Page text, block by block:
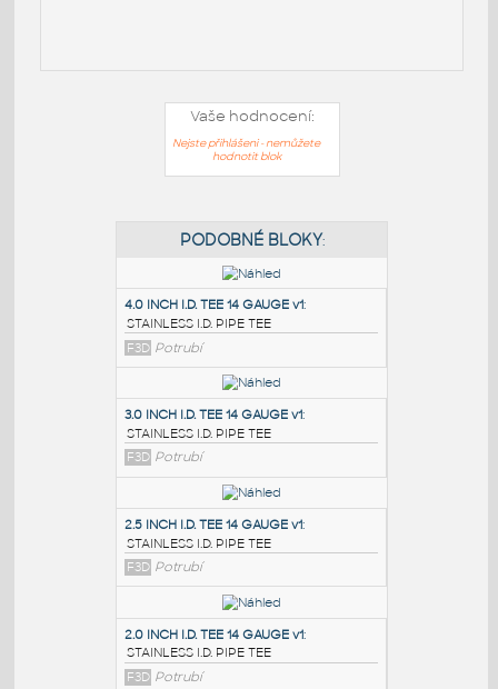
Vaše hodnocení:
Nejste přihlášeni - nemůžete
hodnotit blok
PODOBNÉ BLOKY
4.0 INCH I.D. TEE 14 GAUGE v1:
STAINLESS I.D. PIPE TEE
F3D Potrubí
3.0 INCH I.D. TEE 14 GAUGE v1
STAINLESS I.D. PIPE TEE
F3D Potrubí